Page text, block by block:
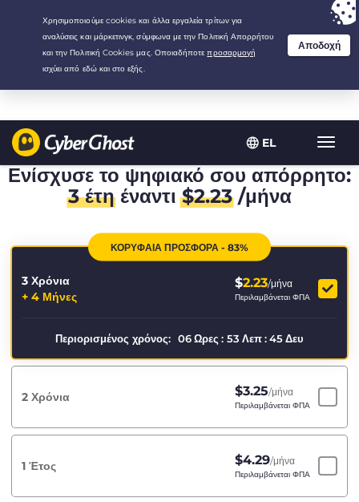
EL
Your choice:The Best Dealfor 3.3333333333333-years at $
/month
Ενίσχυσε το ψηφιακό σου απόρρητο:
3 έτηέναντι$2.23/μήνα
ΚΟΡΥΦΑΙΑ ΠΡΟΣΦΟΡΑ - 83%
3 Χρόνια
+ 4 Μήνες
$2.23/μήνα
Περιλαμβάνεται ΦΠΑ
Περιορισμένος χρόνος: 06Ωρες : 53 Λεπ:45Δευ
2 Χρόνια $3.25/μήνα
Περιλαμβάνεται ΦΠΑ
1 Έτος $4.29/μήνα
Περιλαμβάνεται ΦΠΑ